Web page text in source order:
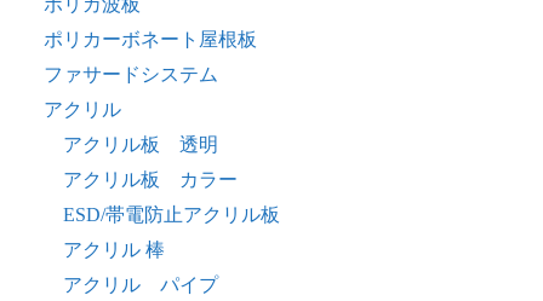
ポリカ波板
ポリカーボネート屋根板
ファサードシステム
アクリル
アクリル板 透明
アクリル板 カラー
ESD/帯電防止アクリル板
アクリル 棒
アクリル パイプ